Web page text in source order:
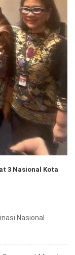
3 Nasional Kota
Nasional